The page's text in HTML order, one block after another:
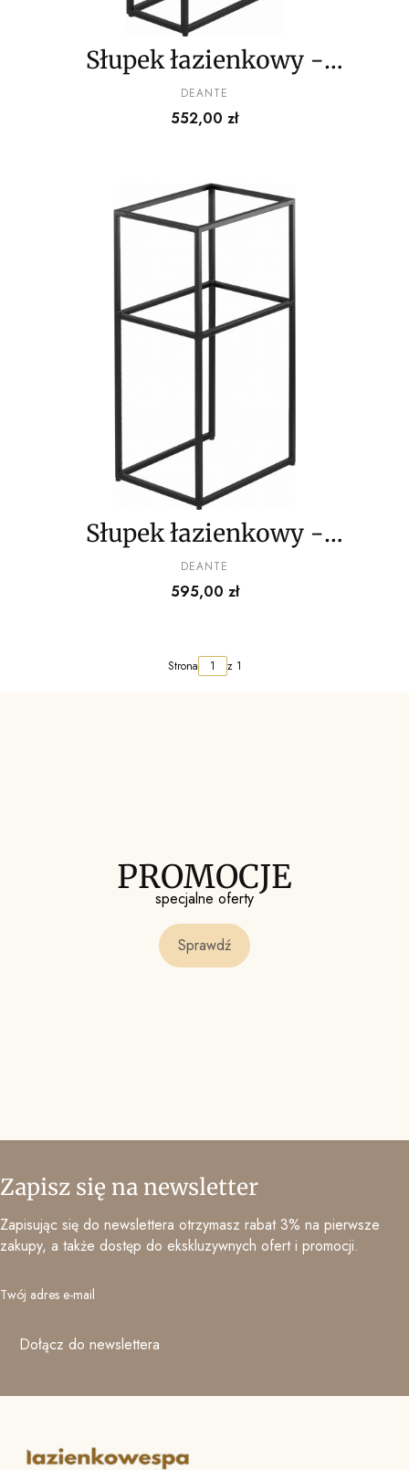
Słupek łazienkowy -
system modułowy
PRODUCENT
DEANTE
Cena
552,00 zł
Słupek łazienkowy -
system modułowy
PRODUCENT
DEANTE
Cena
595,00 zł
Strona z 1
PROMOCJE
specjalne oferty
Sprawdź
Zapisz się na newsletter
Zapisując się do newslettera otrzymasz rabat 3% na pierwsze
zakupy, a także dostęp do ekskluzywnych ofert i promocji.
Twój adres e-mail
Dołącz do newslettera